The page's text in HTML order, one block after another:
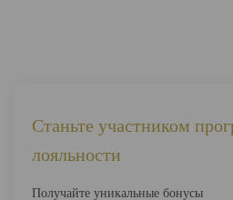
Станьте участником
лояльности
Получайте уникальные бонусы